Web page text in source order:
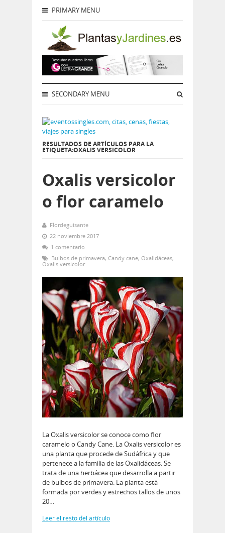
PRIMARY MENU
SECONDARY MENU
RESULTADOS DE ARTÍCULOS PARA LA
ETIQUETA:OXALIS VERSICOLOR
Oxalis versicolor
o flor caramelo
Flordeguisante
22 noviembre 2017
1 comentario
Bulbos de primavera, Candy cane, Oxalidáceas,
Oxalis versicolor
La Oxalis versicolor se conoce como flor
caramelo o Candy Cane. La Oxalis versicolor es
una planta que procede de Sudáfrica y que
pertenece a la familia de las Oxalidáceas. Se
trata de una herbácea que desarrolla a partir
de bulbos de primavera. La planta está
formada por verdes y estrechos tallos de unos
20…
Leer el resto del artículo